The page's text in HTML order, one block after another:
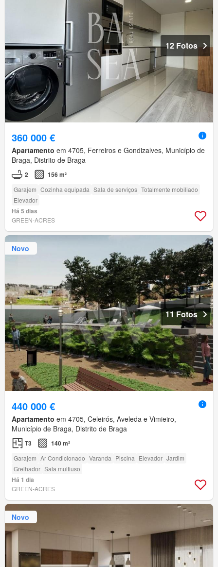
12 Fotos
360 000 €
Apartamento em 4705, Ferreiros e Gondizalves, Município de
Braga, Distrito de Braga
2 156 m²
Garajem Cozinha equipada Sala de serviços Totalmente mobiliado
Elevador
Há 5 dias
GREEN-ACRES
Novo
11 Fotos
440 000 €
Apartamento em 4705, Celeirós, Aveleda e Vimieiro,
Município de Braga, Distrito de Braga
T3 140 m²
Garajem Ar Condicionado Varanda Piscina Elevador Jardim
Grelhador Sala multiuso
Há 1 dia
GREEN-ACRES
Novo